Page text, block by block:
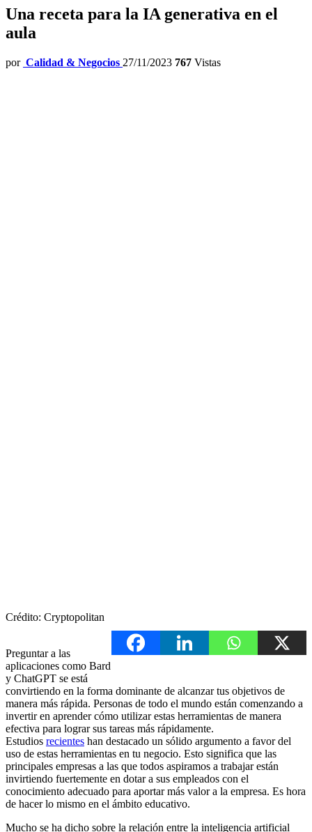
Una receta para la IA generativa en el
aula
por Calidad & Negocios 27/11/2023 767 Vistas
Crédito: Cryptopolitan
Preguntar a las
aplicaciones como Bard
y ChatGPT se está
convirtiendo en la forma dominante de alcanzar tus objetivos de
manera más rápida. Personas de todo el mundo están comenzando a
invertir en aprender cómo utilizar estas herramientas de manera
efectiva para lograr sus tareas más rápidamente.
Estudios recientes han destacado un sólido argumento a favor del
uso de estas herramientas en tu negocio. Esto significa que las
principales empresas a las que todos aspiramos a trabajar están
invirtiendo fuertemente en dotar a sus empleados con el
conocimiento adecuado para aportar más valor a la empresa. Es hora
de hacer lo mismo en el ámbito educativo.
Mucho se ha dicho sobre la relación entre la inteligencia artificial